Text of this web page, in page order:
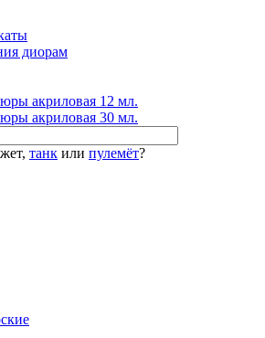
диорам
акриловая 12 мл.
акриловая 30 мл.
танк или пулемёт?